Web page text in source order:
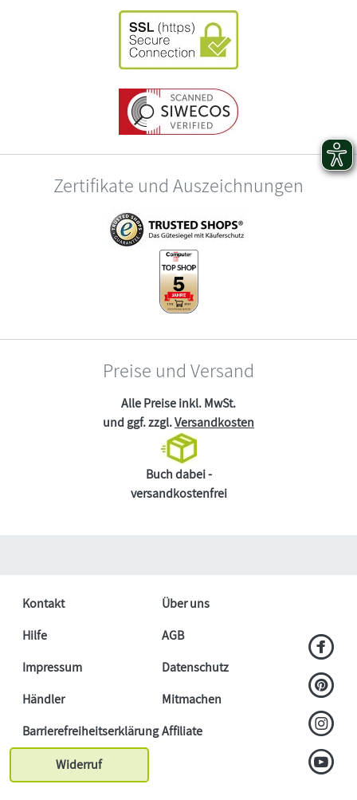
Zertifikate und Auszeichnungen
Preise und Versand
Alle Preise inkl. MwSt.
und ggf. zzgl.Versandkosten
Buch dabei -
versandkostenfrei
Kontakt
Über uns
Hilfe
AGB
Impressum
Datenschutz
Händler
Mitmachen
BarrierefreiheitserklärungAffiliate
Widerruf